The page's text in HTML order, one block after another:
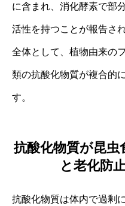
に含まれ、消化酵素で部
活性を持つことが報告さ
全体として、植物由来の
類の抗酸化物質が複合的
す。
抗酸化物質が昆
と老化防
抗酸化物質は体内で過剰